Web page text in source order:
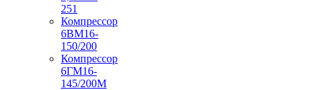
251
Компрессор
6ВМ16-
150/200
Компрессор
6ГМ16-
145/200М